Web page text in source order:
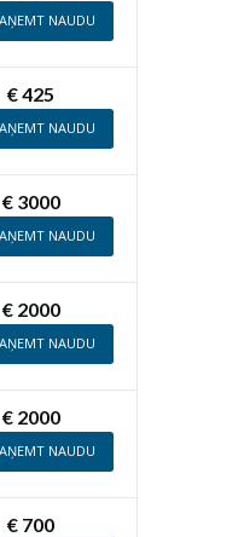
NAUDU
€ 425
NAUDU
€ 3000
NAUDU
€ 2000
NAUDU
€ 2000
NAUDU
€ 700